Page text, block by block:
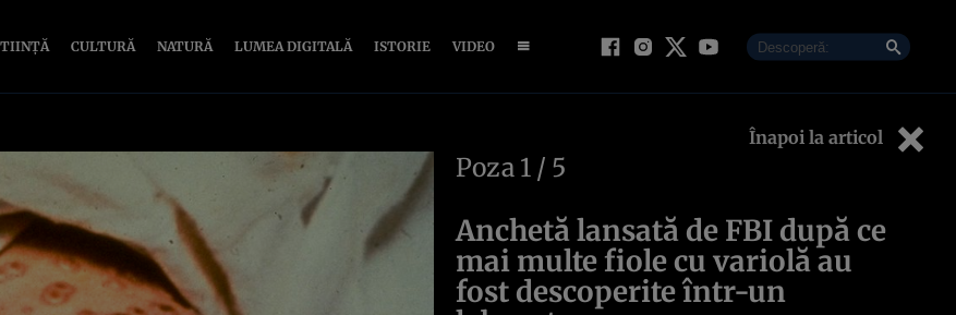
CULTURĂ NATURĂ LUMEA DIGITALĂ ISTORIE VIDEO
Înapoi la articol
Poza 1 / 5
Anchetă lansată de FBI după ce
mai multe fiole cu variolă au
fost descoperite într-un